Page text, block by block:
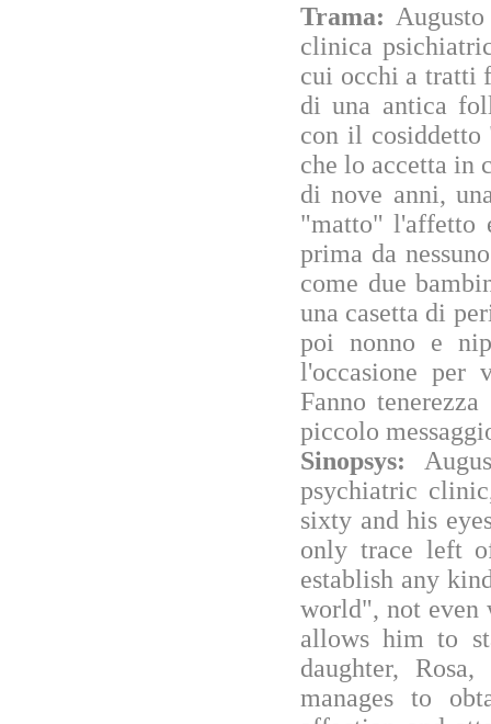
Trama:
clinica
cui occhi a tratti
di una antica
con il cosiddetto
che lo accetta in
di nove anni,
"matto" l'affetto
prima da
come due
una casetta di
poi nonno e
l'occasione per
Fanno
piccolo
Sinopsys:
psychiatric
sixty and his
only trace left
establish any
world", not even
allows him to
daughter,
manages to